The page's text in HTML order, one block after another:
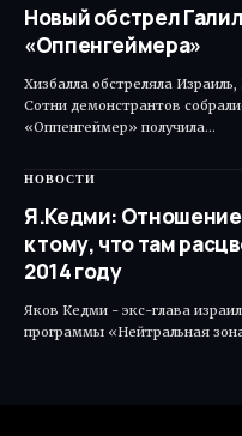
Новый обстрел
«Оппенгеймера»
Хизбалла обстреляла
Сотни демонстрантов
«Оппенгеймер» получила…
НОВОСТИ
Я.Кедми: Отношение
к тому, что там
2014 году
Яков Кедми - экс-глава
программы «Нейтральная